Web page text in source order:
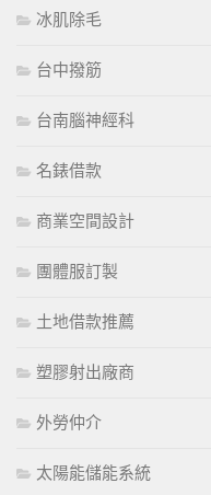
冰肌除毛
台中撥筋
台南腦神經科
名錶借款
商業空間設計
團體服訂製
土地借款推薦
塑膠射出廠商
外勞仲介
太陽能儲能系統